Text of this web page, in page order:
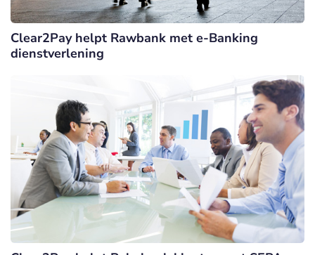
Clear2Pay helpt Rawbank met e-Banking
dienstverlening